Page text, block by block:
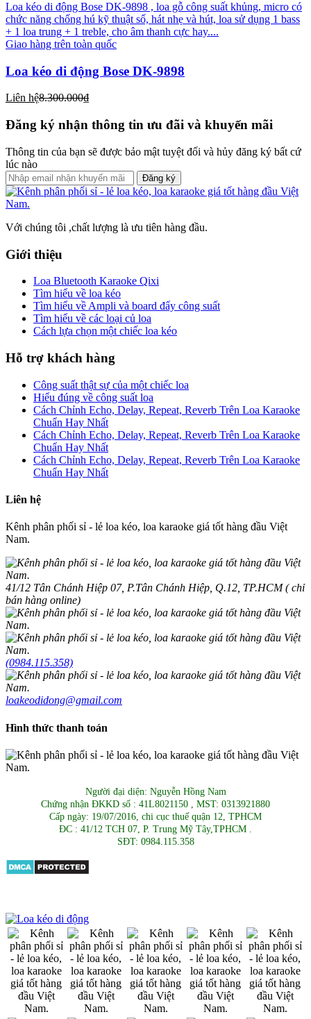
Loa kéo di động Bose DK-9898 , loa gỗ công suất khủng, micro có
chức năng chống hú kỹ thuật số, hát nhẹ và hút, loa sử dụng 1 bass
+ 1 loa trung + 1 treble, cho âm thanh cực hay....
Giao hàng trên toàn quốc
Loa kéo di động Bose DK-9898
Liên hệ8.300.000₫
Đăng ký nhận thông tin ưu đãi và khuyến mãi
Thông tin của bạn sẽ được bảo mật tuyệt đối và hủy đăng ký bất cứ
lúc nào
Đăng ký
Với chúng tôi ,chất lượng là ưu tiên hàng đầu.
Giới thiệu
Loa Bluetooth Karaoke Qixi
Tìm hiểu về loa kéo
Tìm hiểu về Ampli và board đẩy công suất
Tìm hiểu về các loại củ loa
Cách lựa chọn một chiếc loa kéo
Hỗ trợ khách hàng
Công suất thật sự của một chiếc loa
Hiểu đúng về công suất loa
Cách Chỉnh Echo, Delay, Repeat, Reverb Trên Loa Karaoke
Chuẩn Hay Nhất
Cách Chỉnh Echo, Delay, Repeat, Reverb Trên Loa Karaoke
Chuẩn Hay Nhất
Cách Chỉnh Echo, Delay, Repeat, Reverb Trên Loa Karaoke
Chuẩn Hay Nhất
Liên hệ
Kênh phân phối sỉ - lẻ loa kéo, loa karaoke giá tốt hàng đầu Việt
Nam.
41/12 Tân Chánh Hiệp 07, P.Tân Chánh Hiệp, Q.12, TP.HCM ( chỉ
bán hàng online)
(0984.115.358)
loakeodidong@gmail.com
Hình thức thanh toán
Người đại diện: Nguyễn Hồng Nam
Chứng nhận ĐKKD số : 41L8021150 , MST: 0313921880
Cấp ngày: 19/07/2016, chi cục thuế quận 12, TPHCM
ĐC : 41/12 TCH 07, P. Trung Mỹ Tây,TPHCM .
SĐT: 0984.115.358